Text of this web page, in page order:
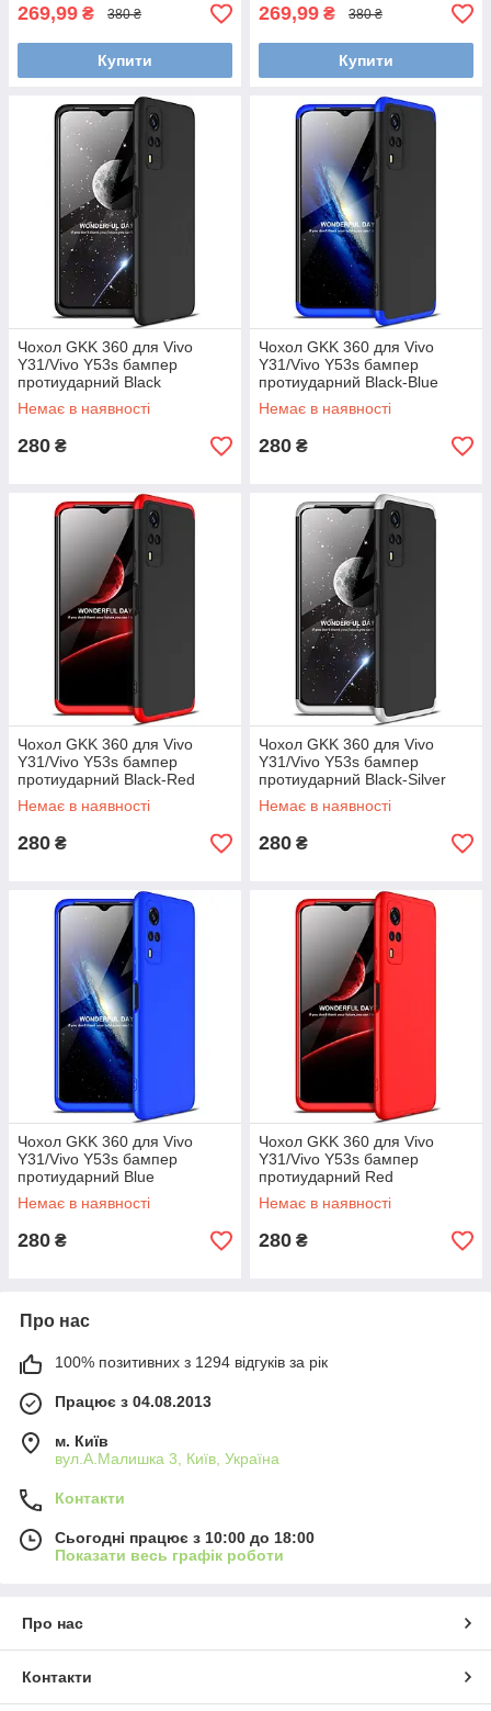
269,99 ₴ 380 ₴
Купити
269,99 ₴ 380 ₴
Купити
Чохол GKK 360 для Vivo
Y31/Vivo Y53s бампер
протиударний Black
Немає в наявності
280 ₴
Чохол GKK 360 для Vivo
Y31/Vivo Y53s бампер
протиударний Black-Blue
Немає в наявності
280 ₴
Чохол GKK 360 для Vivo
Y31/Vivo Y53s бампер
протиударний Black-Red
Немає в наявності
280 ₴
Чохол GKK 360 для Vivo
Y31/Vivo Y53s бампер
протиударний Black-Silver
Немає в наявності
280 ₴
Чохол GKK 360 для Vivo
Y31/Vivo Y53s бампер
протиударний Blue
Немає в наявності
280 ₴
Чохол GKK 360 для Vivo
Y31/Vivo Y53s бампер
протиударний Red
Немає в наявності
280 ₴
Про нас
100% позитивних з 1294 відгуків за рік
Працює з 04.08.2013
м. Київ
вул.А.Малишка 3, Київ, Україна
Контакти
Сьогодні працює з 10:00 до 18:00
Показати весь графік роботи
Про нас
Контакти